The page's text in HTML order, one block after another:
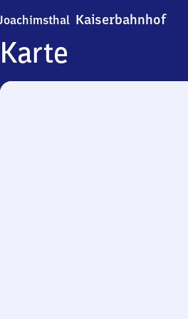
Kaiserbahnhof
Karte